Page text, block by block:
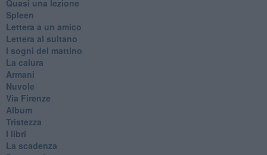
Quasi una lezione
Spleen
Lettera a un amico
Lettera al sultano
I sogni del mattino
La calura
Armani
Nuvole
Via Firenze
Album
Tristezza
I libri
La scadenza